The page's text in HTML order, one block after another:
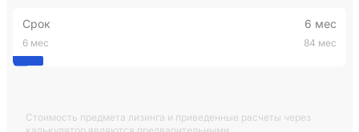
Срок 6 мес
6 мес 84 мес
Стоимость предмета лизинга и приведенные расчеты через